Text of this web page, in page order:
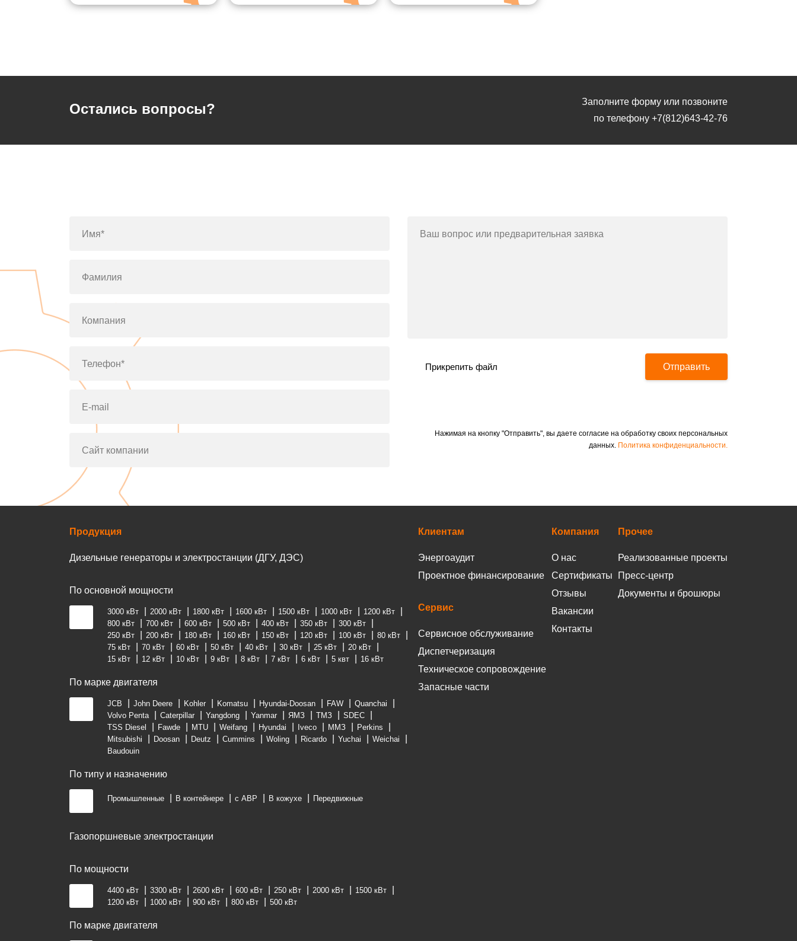
Остались вопросы?
Заполните форму или позвоните
по телефону +7(812)643-42-76
Имя*
Фамилия
Компания
Телефон*
E-mail
Сайт компании
Ваш вопрос или предварительная заявка
Прикрепить файл Отправить
Нажимая на кнопку "Отправить", вы даете согласие на обработку своих персональных
данных. Политика конфиденциальности.
Продукция
Дизельные генераторы и электростанции (ДГУ, ДЭС)
По основной мощности
3000 кВт 2000 кВт 1800 кВт 1600 кВт 1500 кВт 1000 кВт
1200 кВт
800 кВт
700 кВт 600 кВт 500 кВт 400 кВт 350 кВт
300 кВт
250 кВт
200 кВт 180 кВт 160 кВт 150 кВт 120 кВт 100 кВт
80 кВт
75 кВт
70 кВт 60 кВт 50 кВт 40 кВт 30 кВт 25 кВт
20 кВт
15 кВт
12 кВт 10 кВт 9 кВт 8 кВт 7 кВт 6 кВт 5 квт 16 кВт
По марке двигателя
JCB John Deere Kohler Komatsu Hyundai-Doosan FAW
Quanchai
Volvo Penta
Caterpillar Yangdong Yanmar ЯМЗ ТМЗ
SDEC
TSS Diesel
Fawde MTU Weifang Hyundai Iveco ММЗ
Perkins
Mitsubishi
Doosan Deutz Cummins Woling Ricardo Yuchai
Weichai
Baudouin
По типу и назначению
Промышленные В контейнере с АВР В кожухе Передвижные
Газопоршневые электростанции
По мощности
4400 кВт 3300 кВт 2600 кВт 600 кВт 250 кВт 2000 кВт
1500 кВт
1200 кВт
1000 кВт 900 кВт 800 кВт 500 кВт
По марке двигателя
Клиентам
Энергоаудит
Проектное финансирование
Сервис
Сервисное обслуживание
Диспетчеризация
Техническое сопровождение
Запасные части
Компания
О нас
Сертификаты
Отзывы
Вакансии
Контакты
Прочее
Реализованные проекты
Пресс-центр
Документы и брошюры